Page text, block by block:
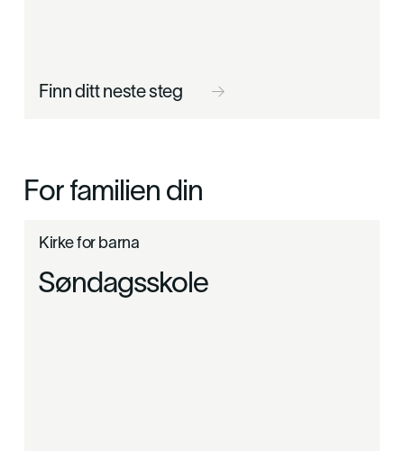
Finn ditt neste steg 
For familien din
Kirke for barna
Søndagsskole